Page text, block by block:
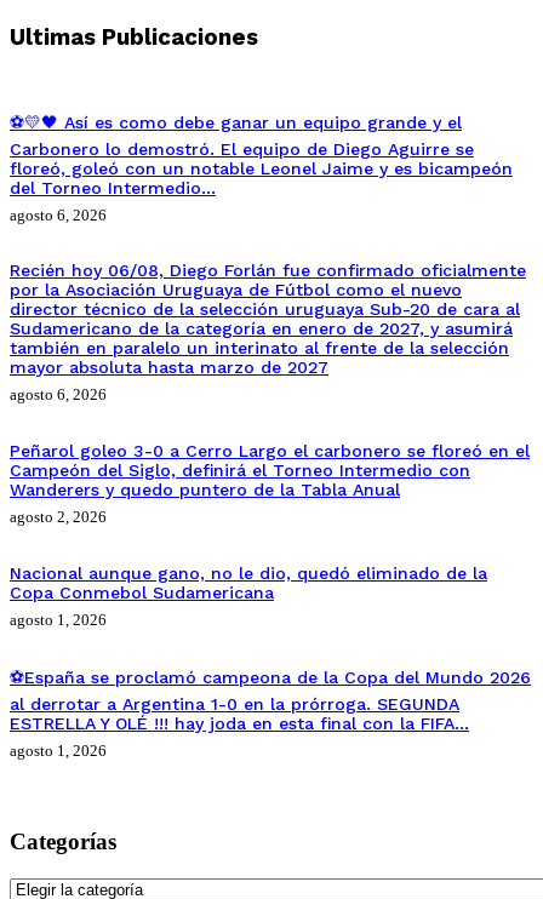
Ultimas Publicaciones
⚽💛🖤 Así es como debe ganar un equipo grande y el
Carbonero lo demostró. El equipo de Diego Aguirre se
floreó, goleó con un notable Leonel Jaime y es bicampeón
del Torneo Intermedio…
agosto 6, 2026
Recién hoy 06/08, Diego Forlán fue confirmado oficialmente
por la Asociación Uruguaya de Fútbol como el nuevo
director técnico de la selección uruguaya Sub-20 de cara al
Sudamericano de la categoría en enero de 2027, y asumirá
también en paralelo un interinato al frente de la selección
mayor absoluta hasta marzo de 2027
agosto 6, 2026
Peñarol goleo 3-0 a Cerro Largo el carbonero se floreó en el
Campeón del Siglo, definirá el Torneo Intermedio con
Wanderers y quedo puntero de la Tabla Anual
agosto 2, 2026
Nacional aunque gano, no le dio, quedó eliminado de la
Copa Conmebol Sudamericana
agosto 1, 2026
⚽España se proclamó campeona de la Copa del Mundo 2026
al derrotar a Argentina 1-0 en la prórroga. SEGUNDA
ESTRELLA Y OLÉ !!! hay joda en esta final con la FIFA…
agosto 1, 2026
Categorías
Categorías